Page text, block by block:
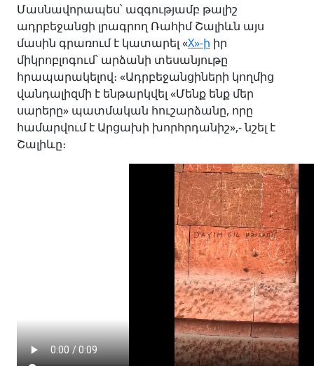
Մասնավորապես՝ ազգությամբ թալիշ
ադրբեջանցի լրագրող Ռահիմ Շալիևն այս
մասին գրառում է կատարել «X»-ի իր
միկրոբլոգում՝ արձանի տեսանյութը
հրապարակելով։ «Ադրբեջանցիների կողմից
վանդալիզմի է ենթարկվել «Մենք ենք մեր
սարերը» պատմական հուշարձանը, որը
համարվում է Արցախի խորհրդանիշ»,- նշել է
Շալիևը։